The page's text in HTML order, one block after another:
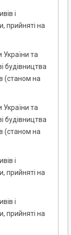
і
прийняті на
України та
будівництва
(станом на
України та
будівництва
(станом на
і
прийняті на
і
прийняті на